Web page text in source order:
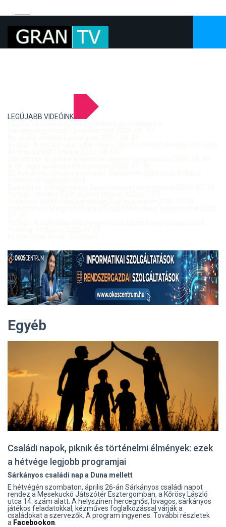
LEGÚJABB VIDEÓINK
Egyéb
Családi napok, piknik és történelmi élmények: ezek
a hétvége legjobb programjai
Sárkányos családi nap a Duna mellett
E hétvégén szombaton, április 26-án Sárkányos családi napot
rendez a Mesekuckó Játszótér Esztergomban, a Kőrösy László
utca 14. szám alatt. A helyszínen hercegnős, lovagos, sárkányos
játékos feladatokkal, kézműves foglalkozással várják a
családokat a szervezők. A program ingyenes. További részletek
a Facebookon